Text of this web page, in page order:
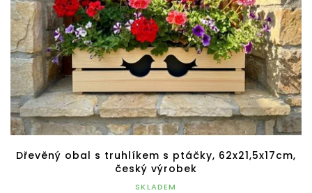
Dřevěný obal s truhlíkem s ptáčky, 62x21,5x17cm,
český výrobek
SKLADEM